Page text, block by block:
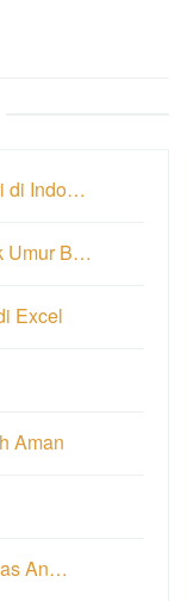
di Indo…
Umur B…
Excel
Aman
An…